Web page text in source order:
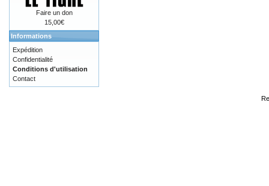
Faire un don
15,00€
Informations
Expédition
Confidentialité
Conditions d'utilisation
Contact